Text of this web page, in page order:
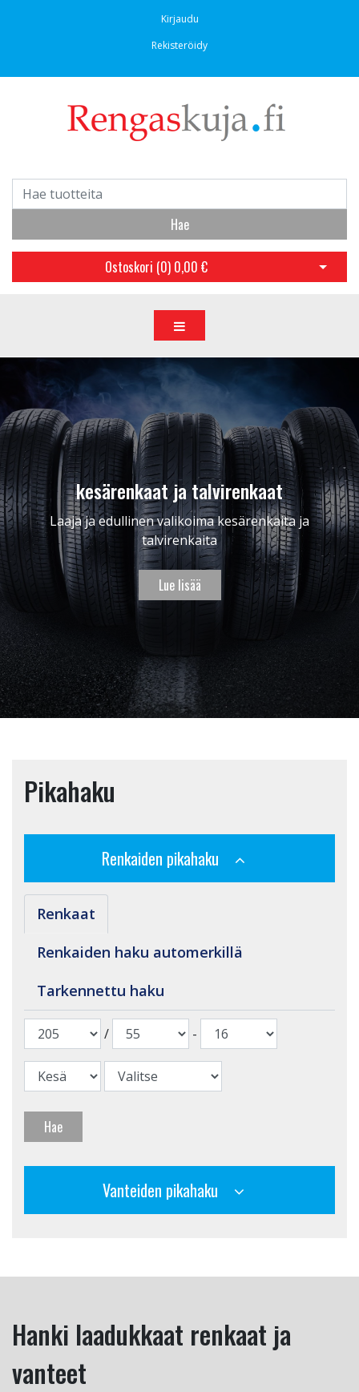
Kirjaudu
Rekisteröidy
Hae
Ostoskori (0) 0,00 € Avaa
kesärenkaat ja talvirenkaat
Laaja ja edullinen valikoima kesärenkaita ja
talvirenkaita
Lue lisää
Pikahaku
Renkaiden pikahaku
Renkaat
Renkaiden haku automerkillä
Tarkennettu haku
/ -
Hae
Vanteiden pikahaku
Hanki laadukkaat renkaat ja
vanteet